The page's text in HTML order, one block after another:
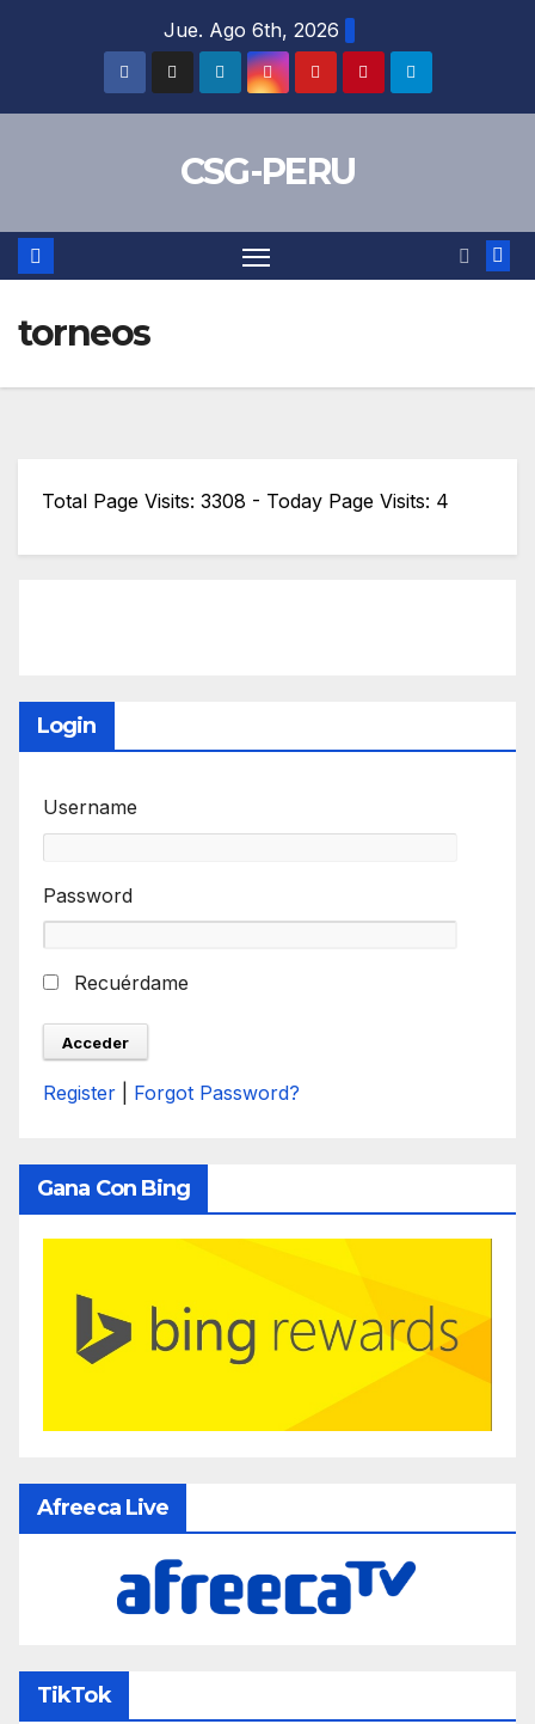
Jue. Ago 6th, 2026
CSG-PERU
torneos
Total Page Visits: 3308 - Today Page Visits: 4
Login
Username
Password
Recuérdame
Register Forgot Password?
Gana Con Bing
Afreeca Live
TikTok